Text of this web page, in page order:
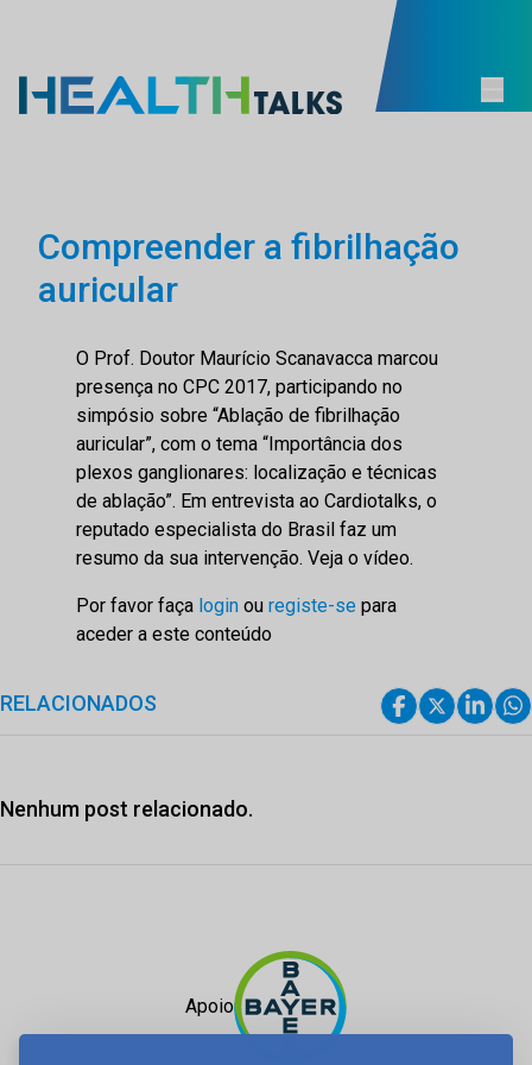
Compreender a fibrilhação
auricular
O Prof. Doutor Maurício Scanavacca marcou
presença no CPC 2017, participando no
simpósio sobre “Ablação de fibrilhação
auricular”, com o tema “Importância dos
plexos ganglionares: localização e técnicas
de ablação”. Em entrevista ao Cardiotalks, o
reputado especialista do Brasil faz um
resumo da sua intervenção. Veja o vídeo.
Por favor faça login ou registe-se para
aceder a este conteúdo
RELACIONADOS
Nenhum post relacionado.
Apoio